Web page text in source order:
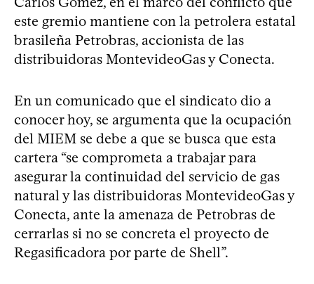
este gremio mantiene con la petrolera estatal
brasileña Petrobras, accionista de las
distribuidoras MontevideoGas y Conecta.
En un comunicado que el sindicato dio a
conocer hoy, se argumenta que la ocupación
del MIEM se debe a que se busca que esta
cartera “se comprometa a trabajar para
asegurar la continuidad del servicio de gas
natural y las distribuidoras MontevideoGas y
Conecta, ante la amenaza de Petrobras de
cerrarlas si no se concreta el proyecto de
Regasificadora por parte de Shell”.